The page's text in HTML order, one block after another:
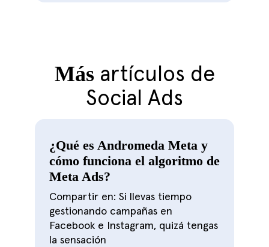
Másartículos de
Social Ads
¿Qué es Andromeda Meta y
cómo funciona el algoritmo de
Meta Ads?
Compartir en: Si llevas tiempo
gestionando campañas en
Facebook e Instagram, quizá tengas
la sensación